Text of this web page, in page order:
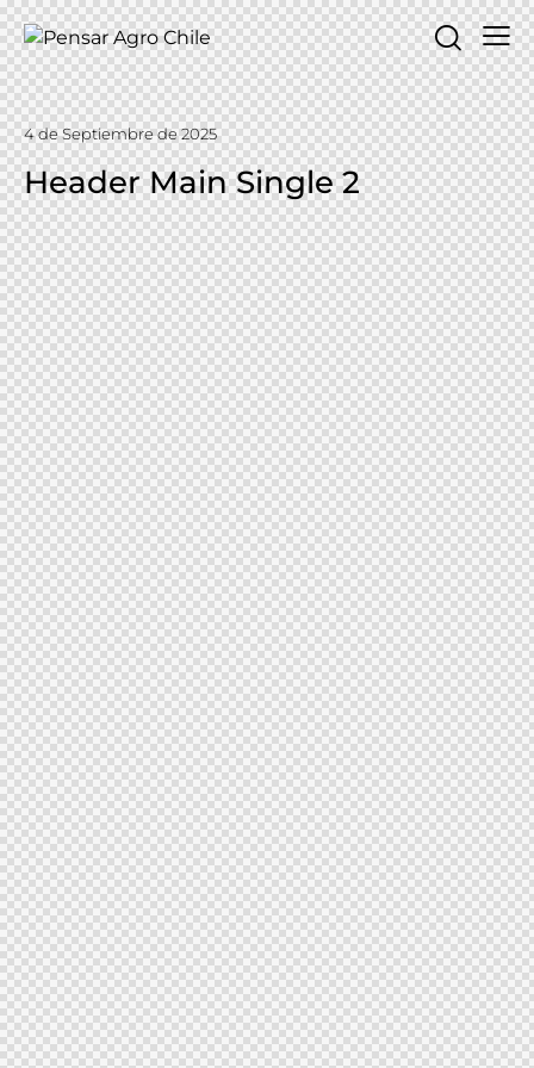
4 de Septiembre de 2025
Header Main Single 2